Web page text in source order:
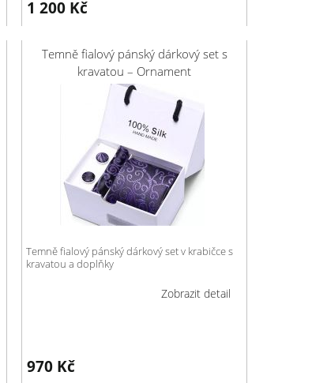
1 200 Kč
Temně fialový pánský dárkový set s
kravatou – Ornament
Temně fialový pánský dárkový set v krabičce s
kravatou a doplňky
Zobrazit detail
970 Kč